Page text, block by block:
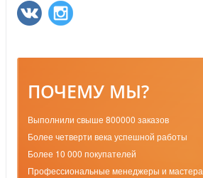
ПОЧЕМУ МЫ?
Выполнили свыше 800000 заказов
Более четверти века успешной работы
Более 10 000 покупателей
Профессиональные менеджеры и мастера